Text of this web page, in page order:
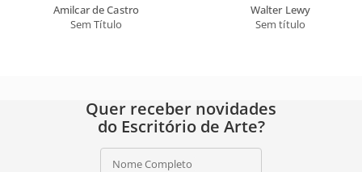
Amilcar de Castro
Sem Título
Walter Lewy
Sem título
Quer receber novidades
do Escritório de Arte?
Nome Completo